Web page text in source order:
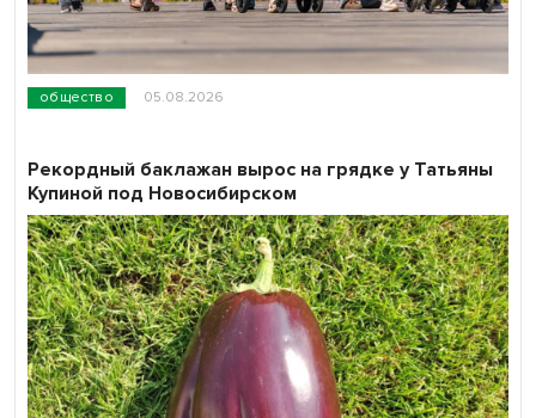
общество 05.08.2026
Рекордный баклажан вырос на грядке у Татьяны
Купиной под Новосибирском